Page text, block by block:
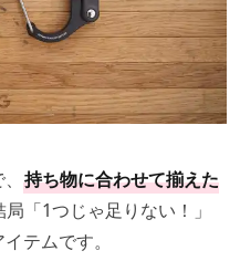
持ち物に合わせて揃えた
「1つじゃ足りない！」
テムです。